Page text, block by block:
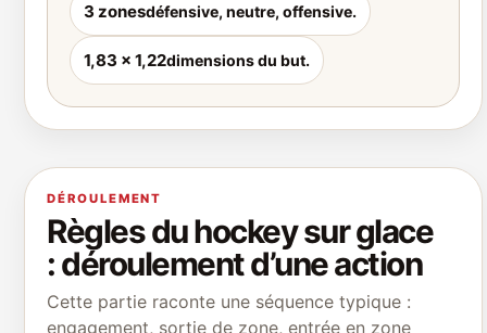
3 zonesdéfensive, neutre, offensive.
1,83 x 1,22dimensions du but.
DÉROULEMENT
Règles du hockey sur glace
: déroulement d’une action
Cette partie raconte une séquence typique :
engagement, sortie de zone, entrée en zone